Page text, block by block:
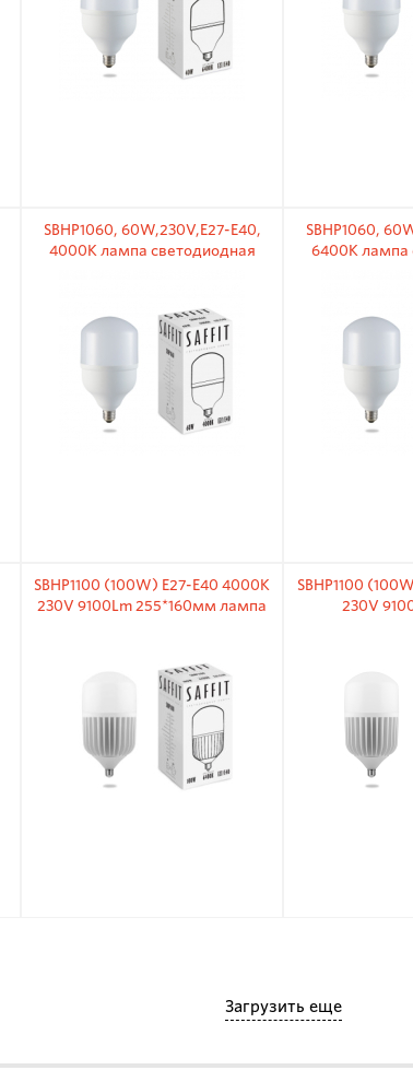
SBHP1060, 60W,230V,E27-E40,
4000K лампа светодиодная
SBHP1060,
6400K лампа
SBHP1100 (100W) E27-E40 4000K
230V 9100Lm 255*160мм лампа
SBHP1100
230V
Загрузить еще